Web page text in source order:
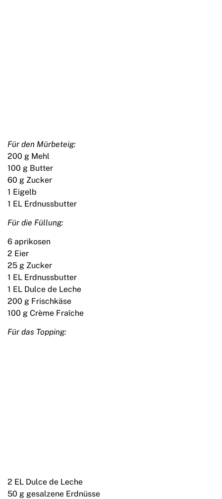
Für den Mürbeteig:
200 g Mehl
100 g Butter
60 g Zucker
1 Eigelb
1 EL Erdnussbutter
Für die Füllung:
6 aprikosen
2 Eier
25 g Zucker
1 EL Erdnussbutter
1 EL Dulce de Leche
200 g Frischkäse
100 g Crème Fraîche
Für das Topping:
2 EL Dulce de Leche
50 g gesalzene Erdnüsse